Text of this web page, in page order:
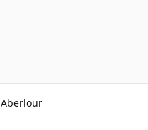
Aberlour